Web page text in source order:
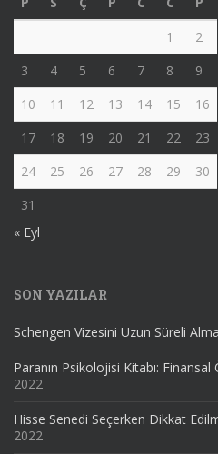
1
2
3
4 5 6 7 8
9
10
11 12 13 14 15
16
17
18 19 20 21 22
23
24
25 26 27 28 29
30
31
« Eyl
SON YAZILAR
Schengen Vizesini Uzun Süreli
Paranın Psikolojisi Kitabı:
2022
Hisse Senedi Seçerken Dikkat
2022